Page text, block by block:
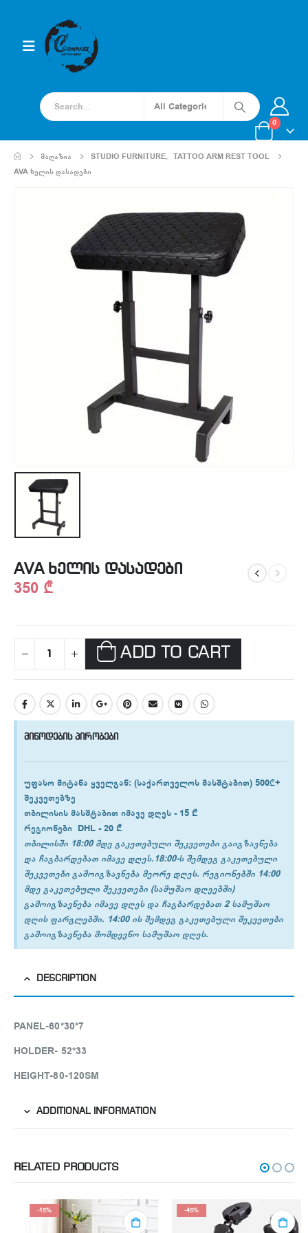
0
ᲛᲐᲦᲐᲖᲘᲐ STUDIO FURNITURE, TATTOO ARM REST TOOL
AVA ᲮᲔᲚᲘᲡ ᲓᲐᲡᲐᲓᲔᲑᲘ
AVA ხელის დასადები
350 ₾
ADD TO CART
მიწოდების პირობები
უფასო მიტანა ყველგან: (საქართველოს მასშტაბით) 500₾+
შეკვეთებზე
თბილისის მასშტაბით იმავე დღეს -15 ₾
რეგიონები DHL -20 ₾
თბილისში 18:00 მდე გაკეთებული შეკვეთები გაიგზავნება
და ჩაგბარდებათ იმავე დღეს.18:00-ს შემდეგ გაკეთებული
შეკვეთები გამოიგზავნება მეორე დღეს. რეგიონებში 14:00
მდე გაკეთებული შეკვეთები (სამუშაო დღეებში)
გამოიგზავნება იმავე დღეს და ჩაგბარდებათ 2 სამუშაო
დღის ფარგლებში. 14:00 ის შემდეგ გაკეთებული შეკვეთები
გამოიგზავნება მომდევნო სამუშაო დღეს.
DESCRIPTION
PANEL-60*30*7
HOLDER- 52*33
HEIGHT-80-120SM
ADDITIONAL INFORMATION
RELATED PRODUCTS
-15% -45%